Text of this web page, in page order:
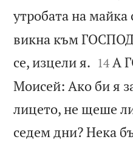
утробата на майка
викна към
се, изцели я. 

14 А
Моисей: Ако би я
лицето, не щеше
седем дни? Нека